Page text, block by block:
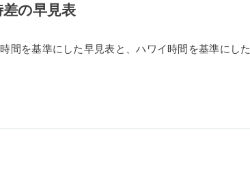
差の早見表
間を基準にした早見表と、ハワイ時間を基準にした